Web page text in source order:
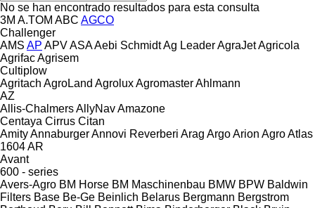
No se han encontrado resultados para esta consulta
3M A.TOM ABC AGCO
Challenger
AMS AP APVASAAebi SchmidtAg LeaderAgraJetAgricola
AgrifacAgrisem
Cultiplow
Agritach AgroLand AgroluxAgromasterAhlmann
AZ
Allis-ChalmersAllyNavAmazone
Centaya Cirrus Citan
AmityAnnaburgerAnnovi Reverberi Arag ArgoArion AgroAtlas
1604AR
Avant
600 - series
Avers-Agro BM Horse BM Maschinenbau BMW BPW Baldwin
Filters Base Be-Ge Beinlich Belarus Bergmann Bergstrom